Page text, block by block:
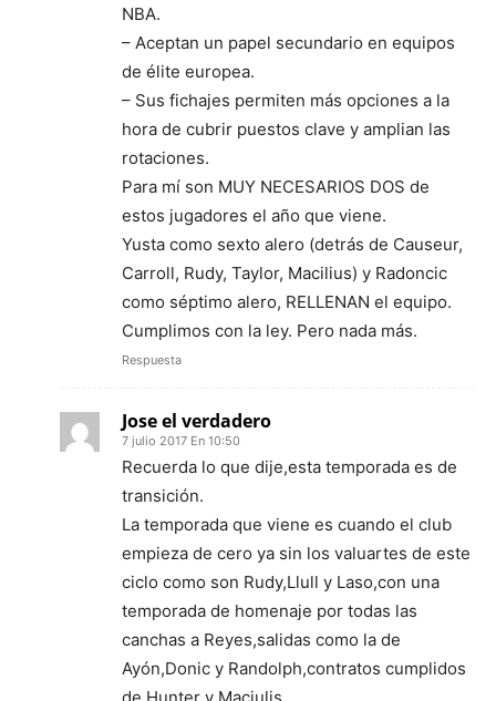
NBA.
– Aceptan un papel secundario en equipos
de élite europea.
– Sus fichajes permiten más opciones a la
hora de cubrir puestos clave y amplian las
rotaciones.
Para mí son MUY NECESARIOS DOS de
estos jugadores el año que viene.
Yusta como sexto alero (detrás de Causeur,
Carroll, Rudy, Taylor, Macilius) y Radoncic
como séptimo alero, RELLENAN el equipo.
Cumplimos con la ley. Pero nada más.
Respuesta
Jose el verdadero
7 julio 2017 En 10:50
Recuerda lo que dije,esta temporada es de
transición.
La temporada que viene es cuando el club
empieza de cero ya sin los valuartes de este
ciclo como son Rudy,Llull y Laso,con una
temporada de homenaje por todas las
canchas a Reyes,salidas como la de
Ayón,Donic y Randolph,contratos cumplidos